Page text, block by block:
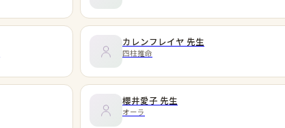
カレンフレイヤ 先生
四柱推命
櫻井愛子 先生
オーラ